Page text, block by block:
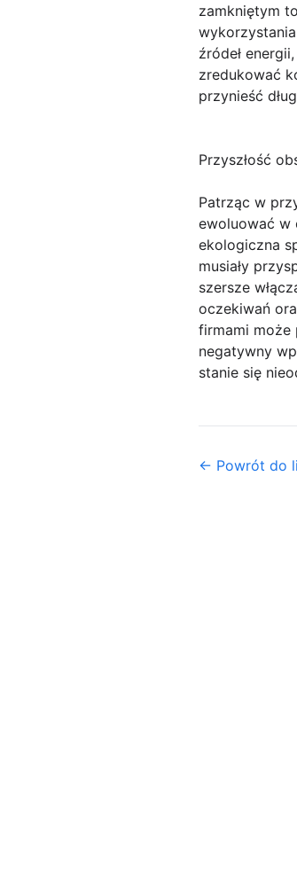
zamkniętym
źródeł
zredukować
przynieść
Przyszłość
Patrząc w
ewoluować w
ekologiczna
musiały
szersze
oczekiwań
firmami może
negatywny
stanie się
← Powrót do